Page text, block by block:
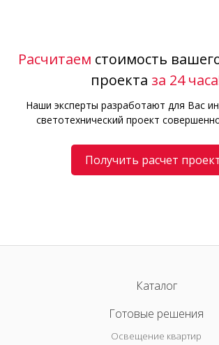
Расчитаем стоимость
проекта за 24
Наши эксперты разработают для Вас
светотехнический проект
Получить расчет
Каталог
Готовые решения
Освещение квартир